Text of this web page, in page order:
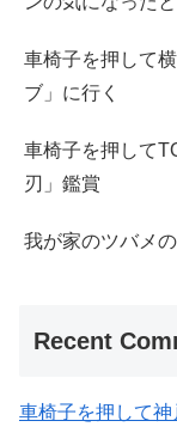
車椅子を押して
ブ」に行く
車椅子を押して
刃」鑑賞
我が家のツバメ
Recent
車椅子を押して